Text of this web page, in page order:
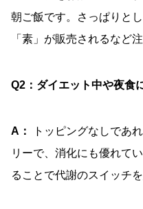
朝ご飯です。さっぱりと
「素」が販売されるなど
Q2：ダイエット中や夜食
A：
トッピングなしであ
リーで、消化にも優れて
ることで代謝のスイッチ